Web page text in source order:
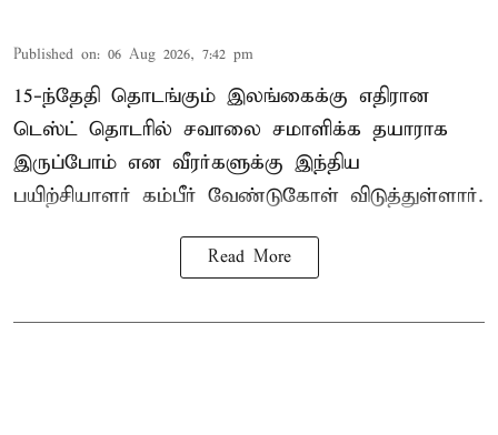
Published on: 06 Aug 2026, 7:42 pm
15-ந்தேதி தொடங்கும் இலங்கைக்கு எதிரான
டெஸ்ட் தொடரில் சவாலை சமாளிக்க தயாராக
இருப்போம் என வீரர்களுக்கு இந்திய
பயிற்சியாளர் கம்பீர் வேண்டுகோள் விடுத்துள்ளார்.
Read More